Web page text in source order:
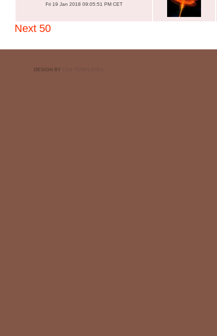
Fri 19 Jan 2018 09:05:51 PM CET
Next 50
DESIGN BY CSS TEMPLATES